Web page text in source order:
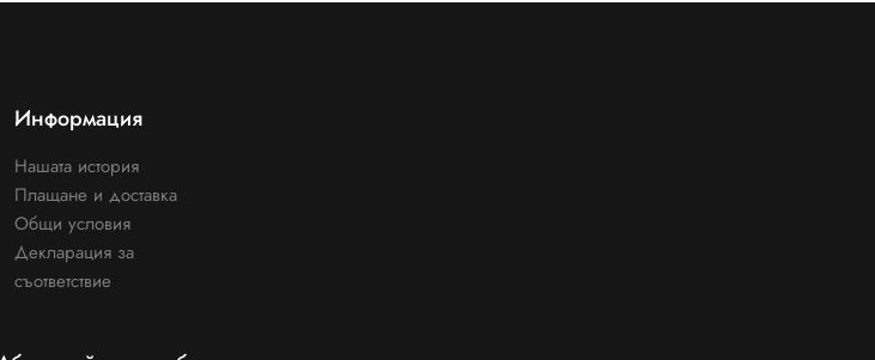
Информация
Нашата история
Плащане и доставка
Общи условия
Декларация за
съответствие